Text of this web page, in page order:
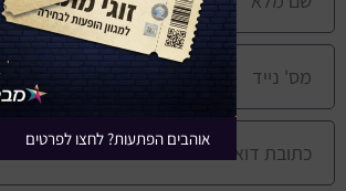
אוהבים הפתעות? לחצו לפרטים